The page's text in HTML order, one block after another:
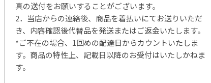
真の送付をお願いすることがございます。
2．当店からの連絡後、商品を着払いにてお送りいただ
き、内容確認後代替品を発送またはご返金いたします。
*ご不在の場合、1回めの配達日からカウントいたしま
す。商品の特性上、記載日以降のお受付はいたしかねま
す。